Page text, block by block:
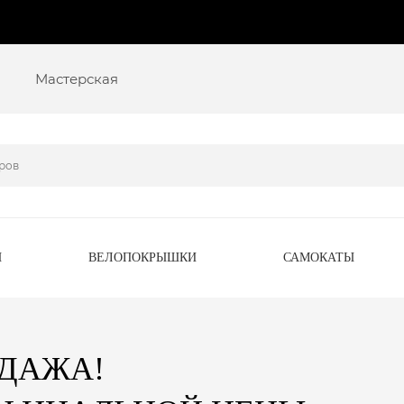
Мастерская
ВЕЛОПОКРЫШКИ САМОКАТЫ